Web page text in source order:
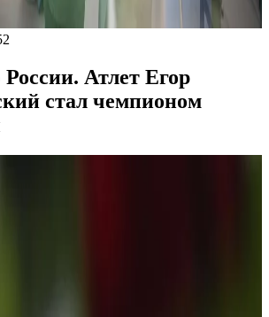
Атлет Егор
стал чемпионом